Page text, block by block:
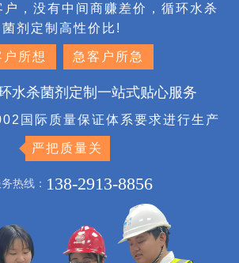
户，没有中间商赚差价，循环水杀
菌剂定制高性价比!
户所想 急客户所急
水杀菌剂定制一站式贴心服务
国际质量保证体系要求进行生产
严把质量关
热线： 138-2913-8856